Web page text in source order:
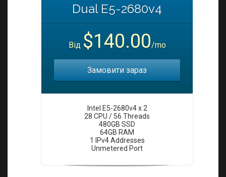
Dual E5-2680v4
Від $140.00/mo
Замовити зараз
Intel E5-2680v4 x 2
28 CPU / 56 Threads
480GB SSD
64GB RAM
1 IPv4 Addresses
Unmetered Port